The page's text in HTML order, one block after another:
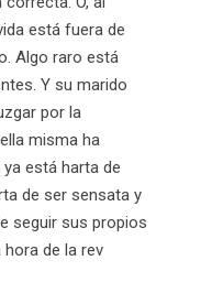
está fuera de
Algo raro está
Y su marido
por la
misma ha
está harta de
de ser sensata y
seguir sus propios
hora de la rev